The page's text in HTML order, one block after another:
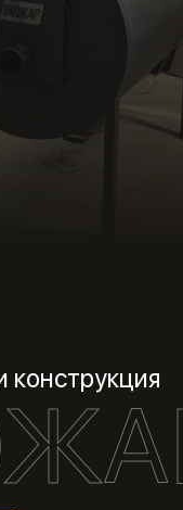
конструкция